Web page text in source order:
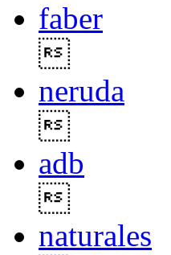
faber
neruda
adb
naturales